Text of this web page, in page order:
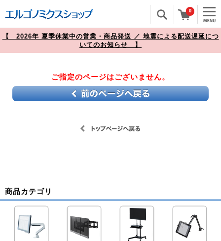
0
【 2026年 夏季休業中の営業・商品発送 ／ 地震による配送遅延につ
いてのお知らせ 】
ご指定のページはございません。
商品カテゴリ